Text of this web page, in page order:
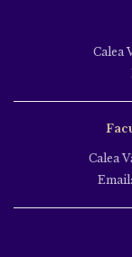
Calea
Calea